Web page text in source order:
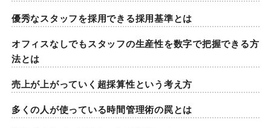
優秀なスタッフを採用できる採用基準とは
オフィスなしでもスタッフの生産性を数字で把握できる方
法とは
売上が上がっていく超採算性という考え方
多くの人が使っている時間管理術の罠とは